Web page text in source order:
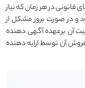
قانونی در هر زمان که نیاز
و در صورت بروز مشکل از
آن برعهده آگهی دهنده
آن توسط ارایه دهنده